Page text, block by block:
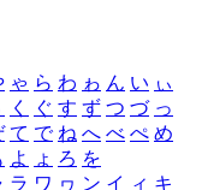
ゃ ら わ ゎ ん い ぃ
く ぐ す ず つ づ っ
て で ね へ べ ぺ め
よ ょ ろ を
ラ ワ ヮ ン イ ィ キ